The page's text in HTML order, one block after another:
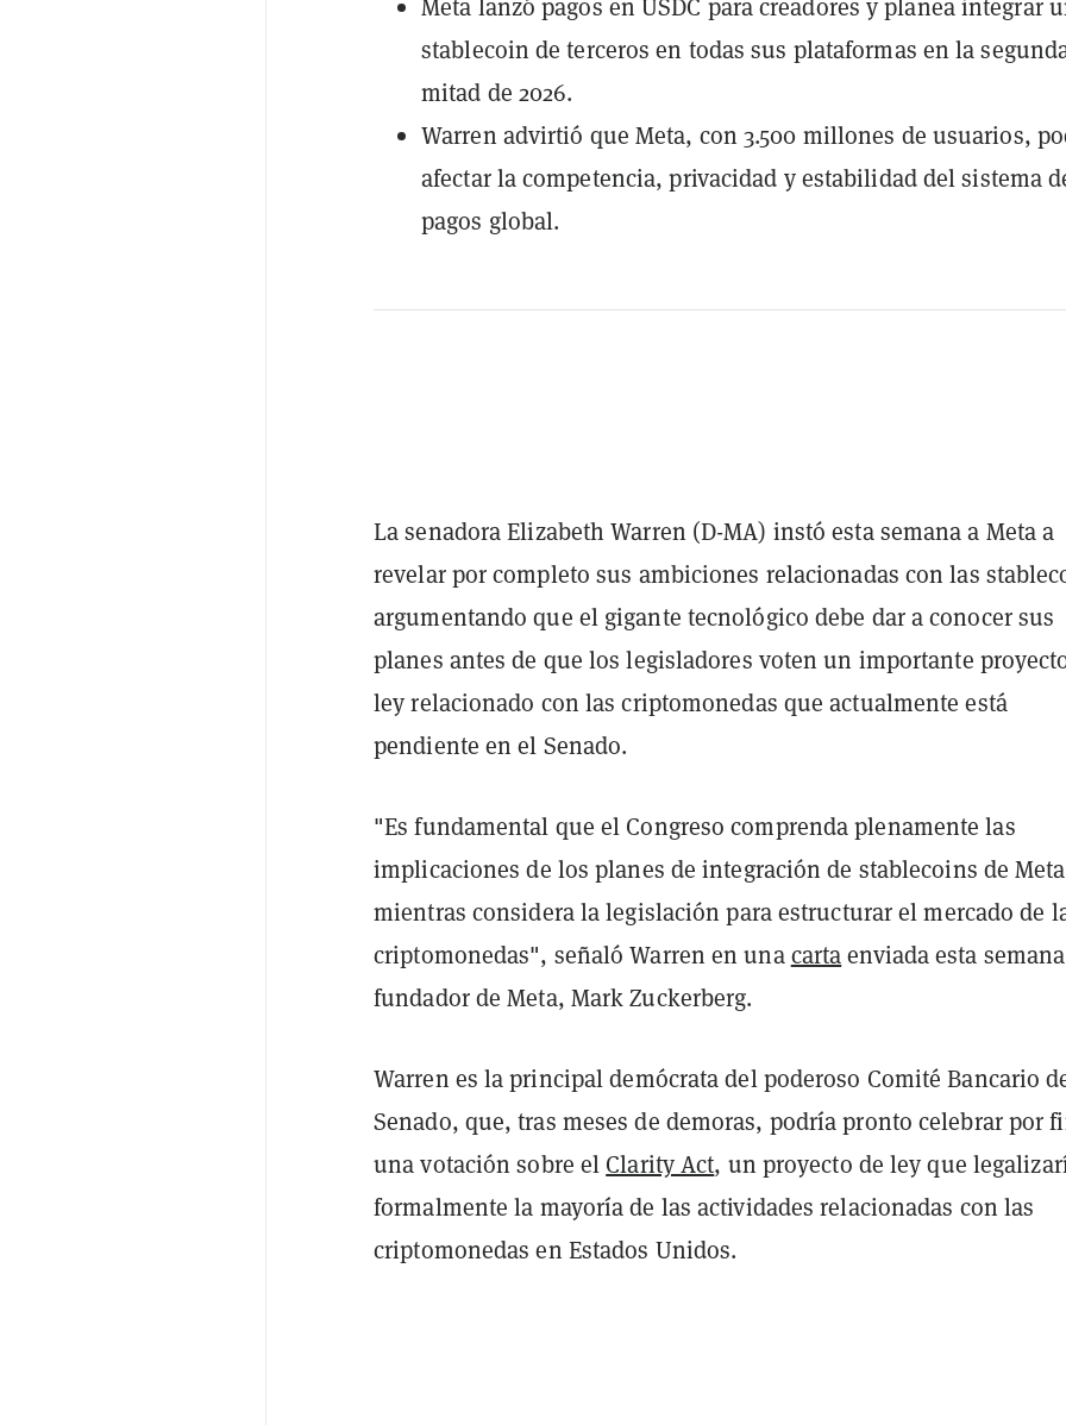
Meta lanzó pagos en USDC para creadores y planea integrar
stablecoin de terceros en todas sus plataformas en la
mitad de 2026.
Warren advirtió que Meta, con 3.500 millones de usuarios,
afectar la competencia, privacidad y estabilidad del sistema
pagos global.
La senadora Elizabeth Warren (D-MA) instó esta semana a Meta a
revelar por completo sus ambiciones relacionadas con las
argumentando que el gigante tecnológico debe dar a conocer sus
planes antes de que los legisladores voten un importante
ley relacionado con las criptomonedas que actualmente está
pendiente en el Senado.
"Es fundamental que el Congreso comprenda plenamente las
implicaciones de los planes de integración de stablecoins de Meta
mientras considera la legislación para estructurar el mercado de
criptomonedas", señaló Warren en unacartaenviada esta
fundador de Meta, Mark Zuckerberg.
Warren es la principal demócrata del poderoso Comité Bancario
Senado, que, tras meses de demoras, podría pronto celebrar por
una votación sobre el Clarity Act, un proyecto de ley que
formalmente la mayoría de las actividades relacionadas con las
criptomonedas en Estados Unidos.